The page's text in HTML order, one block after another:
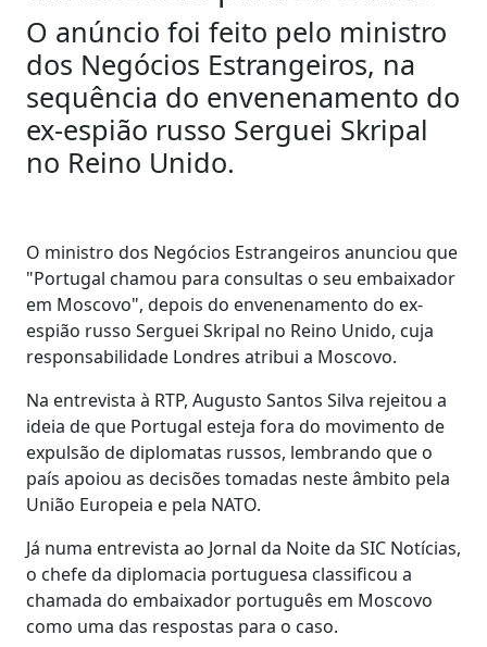
O anúncio foi feito pelo ministro
dos Negócios Estrangeiros, na
sequência do envenenamento do
ex-espião russo Serguei Skripal
no Reino Unido.
O ministro dos Negócios Estrangeiros anunciou que
"Portugal chamou para consultas o seu embaixador
em Moscovo", depois do envenenamento do ex-
espião russo Serguei Skripal no Reino Unido, cuja
responsabilidade Londres atribui a Moscovo.
Na entrevista à RTP, Augusto Santos Silva rejeitou a
ideia de que Portugal esteja fora do movimento de
expulsão de diplomatas russos, lembrando que o
país apoiou as decisões tomadas neste âmbito pela
União Europeia e pela NATO.
Já numa entrevista ao Jornal da Noite da SIC Notícias,
o chefe da diplomacia portuguesa classificou a
chamada do embaixador português em Moscovo
como uma das respostas para o caso.